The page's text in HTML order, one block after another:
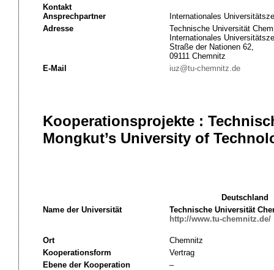
Kontakt
Ansprechpartner
Internationales
Adresse
Technische Universität
Internationales
Straße der Nationen 62,
09111 Chemnitz
E-Mail
iuz@tu-chemnitz.de
Kooperationsprojekte :
Mongkut’s University of
Deutschland
Name der Universität
Technische Universität
http://www.tu-chemnitz.de/
Ort
Chemnitz
Kooperationsform
Vertrag
Ebene der Kooperation
–